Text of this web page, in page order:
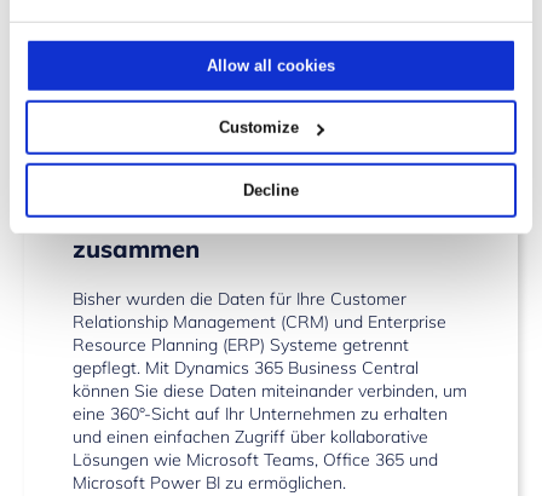
Allow all cookies
Customize
Decline
Upgrades und Patches. So hat Ihre IT mehr Zeit,
sich auf die strategische Planung und andere
priorisierte Aufgaben zu konzentrieren.
Führen SIe Ihre Daten zentral
zusammen
Bisher wurden die Daten für Ihre Customer
Relationship Management (CRM) und Enterprise
Resource Planning (ERP) Systeme getrennt
gepflegt. Mit Dynamics 365 Business Central
können Sie diese Daten miteinander verbinden, um
eine 360°-Sicht auf Ihr Unternehmen zu erhalten
und einen einfachen Zugriff über kollaborative
Lösungen wie Microsoft Teams, Office 365 und
Microsoft Power BI zu ermöglichen.